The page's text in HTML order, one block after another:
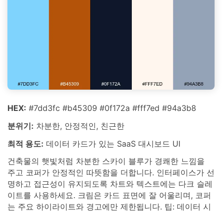
HEX: #7dd3fc #b45309 #0f172a #fff7ed #94a3b8
분위기: 차분한, 안정적인, 친근한
최적 용도: 데이터 카드가 있는 SaaS 대시보드 UI
건축물의 햇빛처럼 차분한 스카이 블루가 경쾌한 느낌을
주고 코퍼가 안정적인 따뜻함을 더합니다. 인터페이스가 선
명하고 접근성이 유지되도록 차트와 텍스트에는 다크 슬레
이트를 사용하세요. 크림은 카드 표면에 잘 어울리며, 코퍼
는 주요 하이라이트와 경고에만 제한됩니다. 팁: 데이터 시